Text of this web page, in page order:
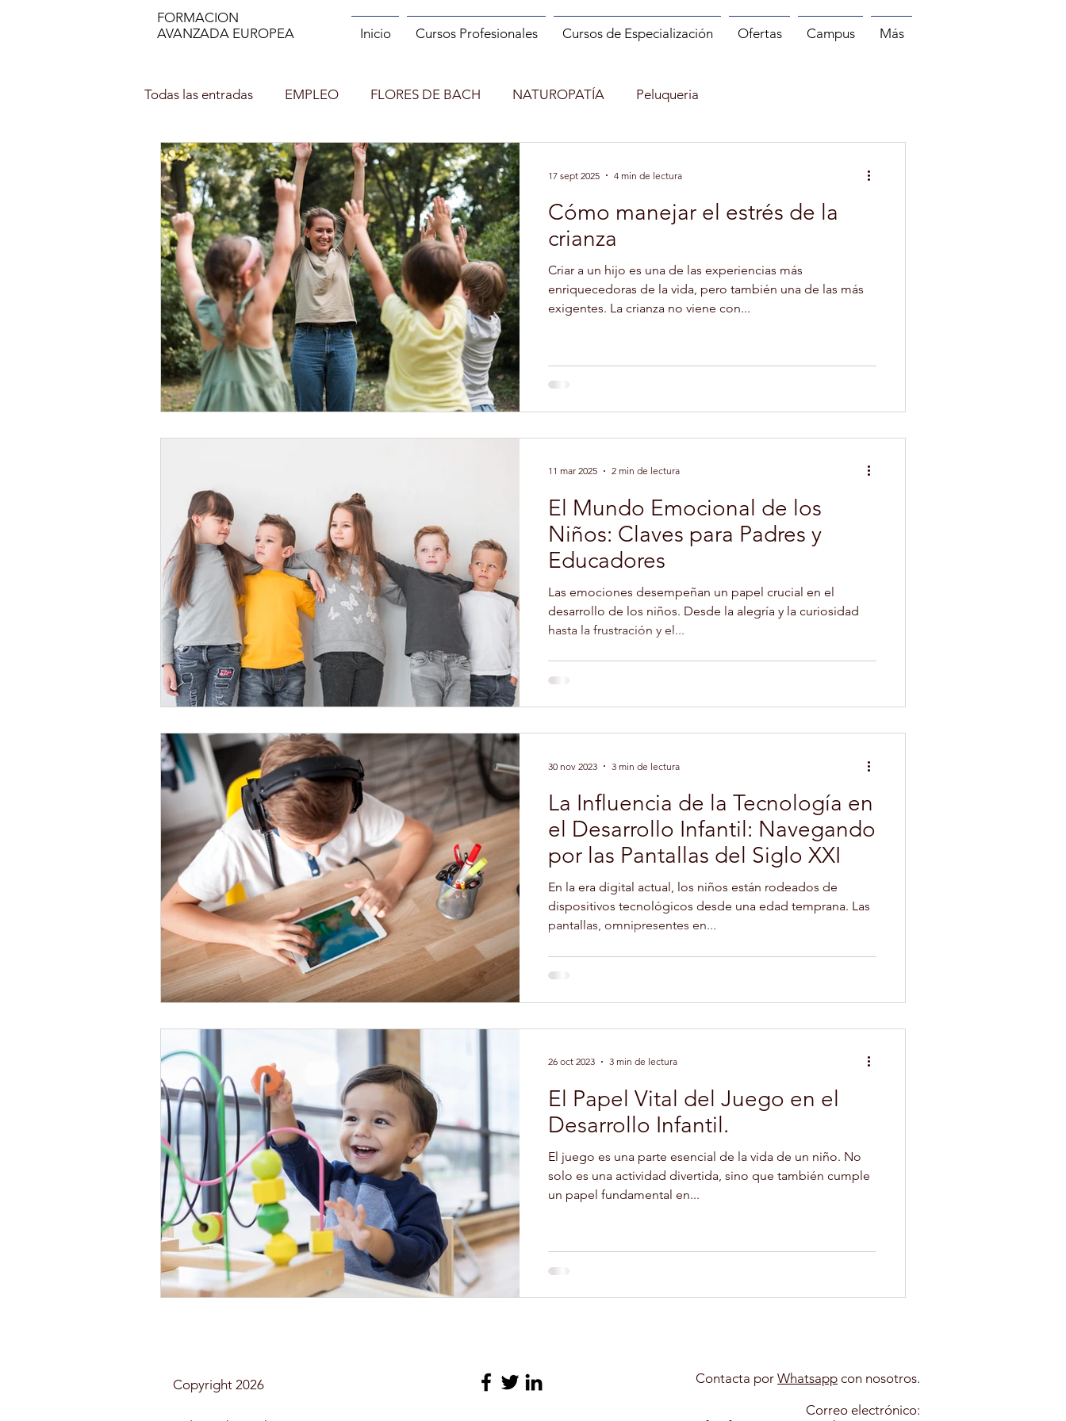
FORMACION
AVANZADA EUROPEA
Inicio Cursos Profesionales Cursos de Especialización Ofertas Campus Más
Todas las entradas EMPLEO FLORES DE BACH NATUROPATÍA Peluqueria
DECORACIÓN DE INTERIORES MANIPULADOR DE ALIMENTOS
NUTRICION EN EL DEPORTE INCENDIOS FORESTALES CUENTACUENTOS
Asesor de imagen y Personal Shopper MONITOR DE RUNNING MINDFULNESS
PROFESOR DE ESPAÑOL (ELE) ENTRENADOR PERSONAL Y FITNESS
AUXILIAR DE ENFERMERÍA EN GERIATRÍA EXPERTO EN NUTRICIÓN INFANTIL PSICOLOGIA INFANTIL
TERAPIA ASISTIDA CON ANIMALES
MAQUILLAJE SOCIAL YOGA DEPORTES CULTURA PELUQUERÍA CANINA
MONITOR COMEDORES ESCOLARES
Cómo manejar el estrés de la
crianza
Criar a un hijo es una de las experiencias más
enriquecedoras de la vida, pero también una de las más
exigentes. La crianza no viene con...
17 sept 2025 4 min de lectura
El Mundo Emocional de los
Niños: Claves para Padres y
Educadores
Las emociones desempeñan un papel crucial en el
desarrollo de los niños. Desde la alegría y la curiosidad
hasta la frustración y el...
11 mar 2025 2 min de lectura
La Influencia de la Tecnología en
el Desarrollo Infantil: Navegando
por las Pantallas del Siglo XXI
En la era digital actual, los niños están rodeados de
dispositivos tecnológicos desde una edad temprana. Las
pantallas, omnipresentes en...
30 nov 2023 3 min de lectura
El Papel Vital del Juego en el
Desarrollo Infantil.
El juego es una parte esencial de la vida de un niño. No
solo es una actividad divertida, sino que también cumple
un papel fundamental en...
26 oct 2023 3 min de lectura
Copyright 2026 Contacta por Whatsapp​ con nosotros.
Correo electrónico: